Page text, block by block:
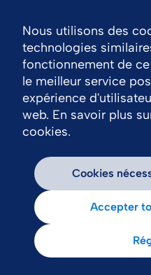
Nous utilisons des
technologies
fonctionnement de
le meilleur service
expérience
web. En savoir plus
cookies.
Cookies
Accepter